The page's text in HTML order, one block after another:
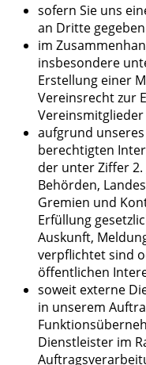
sofern Sie uns
an Dritte
im
insbesondere
Erstellung einer
Vereinsrecht zur
aufgrund
berechtigten
der unter Ziffer 2.
Behörden,
Gremien und
Erfüllung
Auskunft,
verpflichtet sind
öffentlichen
soweit externe
in unserem
Dienstleister im